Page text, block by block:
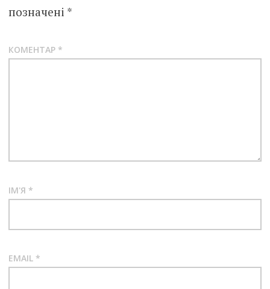
позначені *
КОМЕНТАР *
ІМ'Я *
EMAIL *